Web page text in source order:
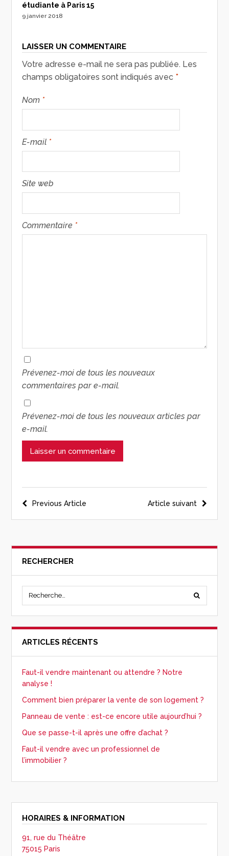
étudiante à Paris 15
9 janvier 2018
LAISSER UN COMMENTAIRE
Votre adresse e-mail ne sera pas publiée. Les
champs obligatoires sont indiqués avec *
Nom *
E-mail *
Site web
Commentaire *
Prévenez-moi de tous les nouveaux
commentaires par e-mail.
Prévenez-moi de tous les nouveaux articles par
e-mail.
Article suivant
Previous Article
RECHERCHER
ARTICLES RÉCENTS
Faut-il vendre maintenant ou attendre ? Notre
analyse !
Comment bien préparer la vente de son logement ?
Panneau de vente : est-ce encore utile aujourd’hui ?
Que se passe-t-il après une offre d’achat ?
Faut-il vendre avec un professionnel de
l’immobilier ?
HORAIRES & INFORMATION
91, rue du Théâtre
75015 Paris